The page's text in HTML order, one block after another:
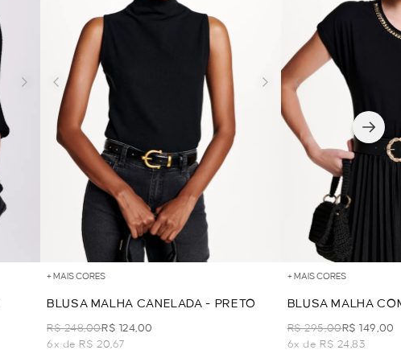
+ MAIS CORES
BLUSA MALHA CANELADA - PRETO
R$ 248,00R$ 124,00
6x de R$ 20,67
+ MAIS CORES
BLUSA MALHA
PRETO
R$ 295,00R$ 149,00
6x de R$ 24,83